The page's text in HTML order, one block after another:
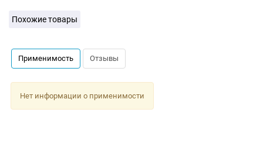
Похожие товары
Применимость Отзывы
Нет информации о применимости